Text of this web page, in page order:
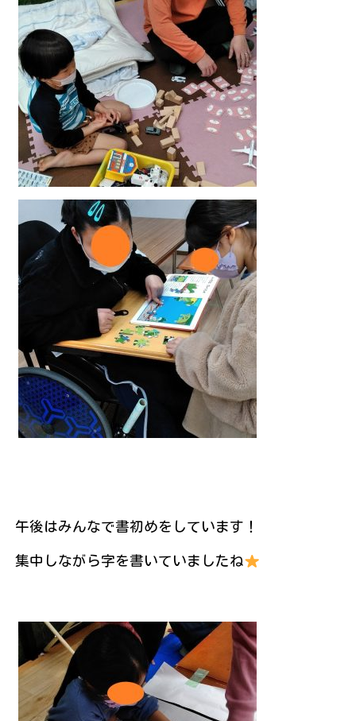
午後はみんなで書初めをしています！
集中しながら字を書いていましたね